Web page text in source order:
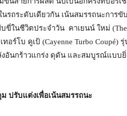
รถระดับเดียวกัน เน้นสมรรถนะการ
ขี่ในชีวิตประจำวัน คาเยนน์ ใหม่
อร์โบ คูเป้ (Cayenne Turbo
อันกร้าวแกร่ง ดุดัน และสมบูรณ์แบบ
ปรับแต่งเพื่อเน้นสมรรถนะ